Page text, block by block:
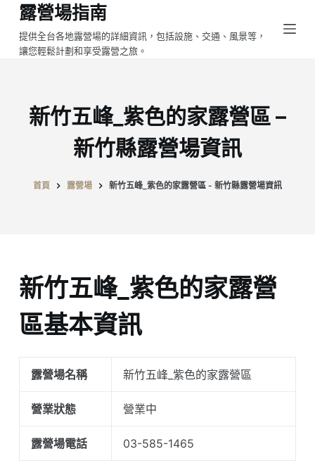
跳
至
主
露營場指南
提供全台各地露營場的詳細資訊，包括設施、交通、風景等，
讓您輕鬆計劃和享受露營之旅。
新竹五峰_紫色的家露營區 –
新竹縣露營場資訊
首頁 露營場 新竹五峰_紫色的家露營區 - 新竹縣露營場資訊
新竹五峰_紫色的家露營
區基本資訊
露營場名稱 新竹五峰_紫色的家露營區
營業狀態 營業中
露營場電話 03-585-1465